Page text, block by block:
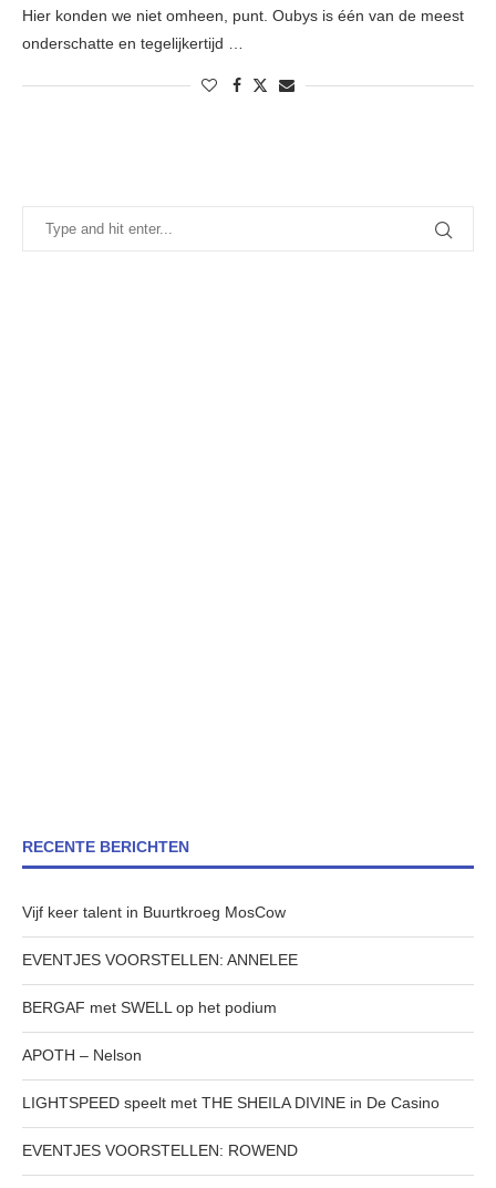
Hier konden we niet omheen, punt. Oubys is één van de meest
onderschatte en tegelijkertijd …
RECENTE BERICHTEN
Vijf keer talent in Buurtkroeg MosCow
EVENTJES VOORSTELLEN: ANNELEE
BERGAF met SWELL op het podium
APOTH – Nelson
LIGHTSPEED speelt met THE SHEILA DIVINE in De Casino
EVENTJES VOORSTELLEN: ROWEND